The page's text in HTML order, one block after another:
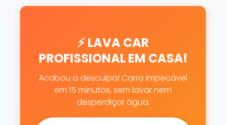
⚡ LAVA CAR
PROFISSIONAL EM CASA!
Acabou a desculpa! Carro impecável
em 15 minutos, sem lavar nem
desperdiçar água.